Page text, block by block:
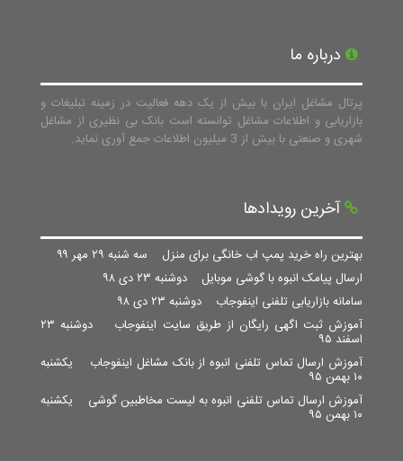
درباره ما
پرتال مشاغل ایران با بیش از یک دهه فعالیت در زمینه تبلیغات و
بازاریابی و اطلاعات مشاغل توانسته است بانک بی نظیری از مشاغل
شهری و صنعتی با بیش از 3 میلیون اطلاعات جمع آوری نماید.
آخرین رویدادها
بهترین راه خرید پمپ اب خانگی برای منزل سه شنبه ۲۹ مهر ۹۹
ارسال پیامک انبوه با گوشی موبایل دوشنبه ۲۳ دی ۹۸
سامانه بازاریابی تلفنی اینفوجاب دوشنبه ۲۳ دی ۹۸
آموزش ثبت اگهی رایگان از طریق سایت اینفوجاب
دوشنبه ۲۳
اسفند ۹۵
آموزش ارسال تماس تلفنی انبوه از بانک مشاغل اینفوجاب یکشنبه
۱۰ بهمن ۹۵
آموزش ارسال تماس تلفنی انبوه به لیست مخاطبین گوشی یکشنبه
۱۰ بهمن ۹۵